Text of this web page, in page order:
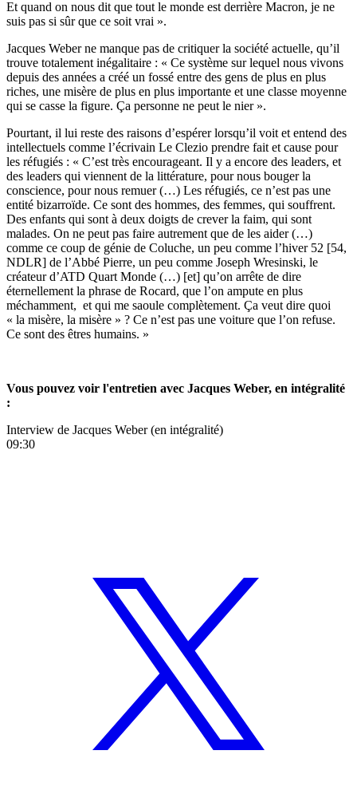
Et quand on nous dit que tout le monde est derrière Macron, je ne
suis pas si sûr que ce soit vrai ».
Jacques Weber ne manque pas de critiquer la société actuelle, qu’il
trouve totalement inégalitaire : « Ce système sur lequel nous vivons
depuis des années a créé un fossé entre des gens de plus en plus
riches, une misère de plus en plus importante et une classe moyenne
qui se casse la figure. Ça personne ne peut le nier ».
Pourtant, il lui reste des raisons d’espérer lorsqu’il voit et entend des
intellectuels comme l’écrivain Le Clezio prendre fait et cause pour
les réfugiés : « C’est très encourageant. Il y a encore des leaders, et
des leaders qui viennent de la littérature, pour nous bouger la
conscience, pour nous remuer (…) Les réfugiés, ce n’est pas une
entité bizarroïde. Ce sont des hommes, des femmes, qui souffrent.
Des enfants qui sont à deux doigts de crever la faim, qui sont
malades. On ne peut pas faire autrement que de les aider (…)
comme ce coup de génie de Coluche, un peu comme l’hiver 52 [54,
NDLR] de l’Abbé Pierre, un peu comme Joseph Wresinski, le
créateur d’ATD Quart Monde (…) [et] qu’on arrête de dire
éternellement la phrase de Rocard, que l’on ampute en plus
méchamment, et qui me saoule complètement. Ça veut dire quoi
« la misère, la misère » ? Ce n’est pas une voiture que l’on refuse.
Ce sont des êtres humains. »
Vous pouvez voir l'entretien avec Jacques Weber, en intégralité
:
Interview de Jacques Weber (en intégralité)
09:30